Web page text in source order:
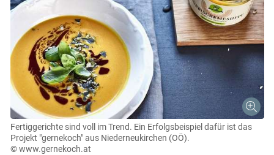
Fertiggerichte sind voll im Trend. Ein Erfolgsbeispiel dafür ist das
Projekt "gernekoch" aus Niederneukirchen (OÖ).
© www.gernekoch.at